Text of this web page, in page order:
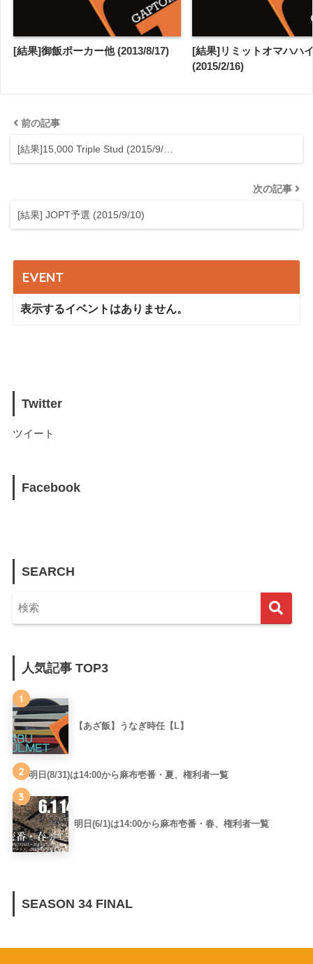
[結果]御飯ポーカー他 (2013/8/17)
[結果]リミットオマハハ
(2015/2/16)
前の記事
[結果]15,000 Triple Stud (2015/9/…
次の記事
[結果] JOPT予選 (2015/9/10)
EVENT
表示するイベントはありません。
Twitter
ツイート
Facebook
SEARCH
人気記事 TOP3
1
【あざ飯】うなぎ時任【L】
2 明日(8/31)は14:00から麻布壱番・夏、権利者一覧
3
明日(6/1)は14:00から麻布壱番・春、権利者一覧
SEASON 34 FINAL